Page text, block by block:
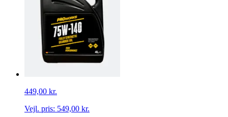
449,00 kr.
Vejl. pris: 549,00 kr.